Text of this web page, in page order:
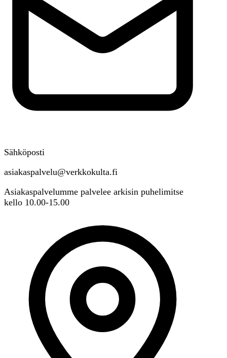
Sähköposti
asiakaspalvelu@verkkokulta.fi
Asiakaspalvelumme palvelee arkisin puhelimitse
kello 10.00-15.00